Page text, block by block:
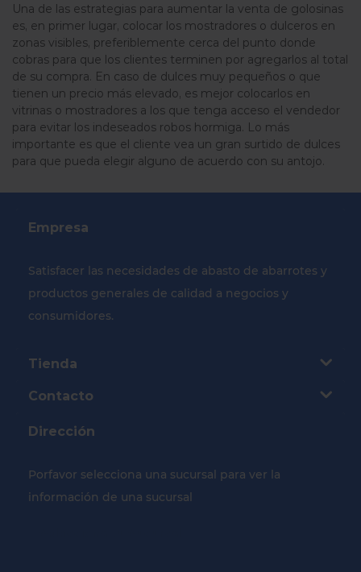
Una de las estrategias para aumentar la venta de golosinas
es, en primer lugar, colocar los mostradores o dulceros en
zonas visibles, preferiblemente cerca del punto donde
cobras para que los clientes terminen por agregarlos al total
de su compra. En caso de dulces muy pequeños o que
tienen un precio más elevado, es mejor colocarlos en
vitrinas o mostradores a los que tenga acceso el vendedor
para evitar los indeseados robos hormiga. Lo más
importante es que el cliente vea un gran surtido de dulces
para que pueda elegir alguno de acuerdo con su antojo.
Empresa
Satisfacer las necesidades de abasto de abarrotes y
productos generales de calidad a negocios y
consumidores.
Tienda
Contacto
Dirección
Porfavor selecciona una sucursal para ver la
información de una sucursal